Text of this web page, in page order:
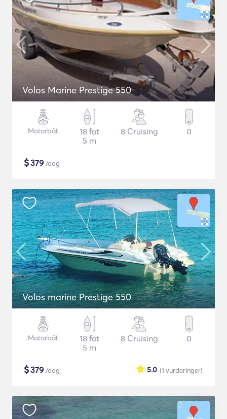
Volos Marine Prestige 550
Motorbåt
18 fot
5 m
8 Cruising 0
$379 /dag
Volos marine Prestige 550
Motorbåt
18 fot
5 m
8 Cruising 0
$379 /dag (1 vurderinger)
5.0